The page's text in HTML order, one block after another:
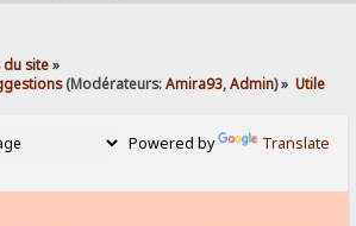
du site»
(Modérateurs:Amira93,Admin) » Utile
Powered by Translate